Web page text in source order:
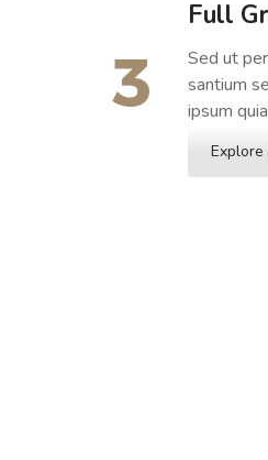
Full
Sed ut
santium
ipsum